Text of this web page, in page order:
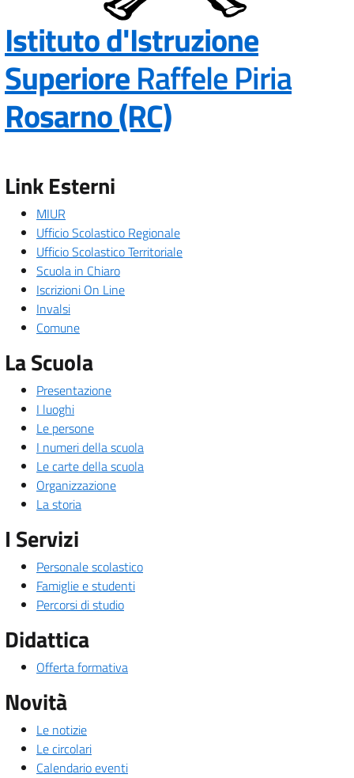
Istituto d'Istruzione
SuperioreRaffele Piria
Rosarno (RC)— Visita la
Link Esterni
MIUR
Ufficio Scolastico Regionale
Ufficio Scolastico Territoriale
Scuola in Chiaro
Iscrizioni On Line
Invalsi
Comune
La Scuola
Presentazione
I luoghi
Le persone
I numeri della scuola
Le carte della scuola
Organizzazione
La storia
I Servizi
Personale scolastico
Famiglie e studenti
Percorsi di studio
Didattica
Offerta formativa
Novità
Le notizie
Le circolari
Calendario eventi